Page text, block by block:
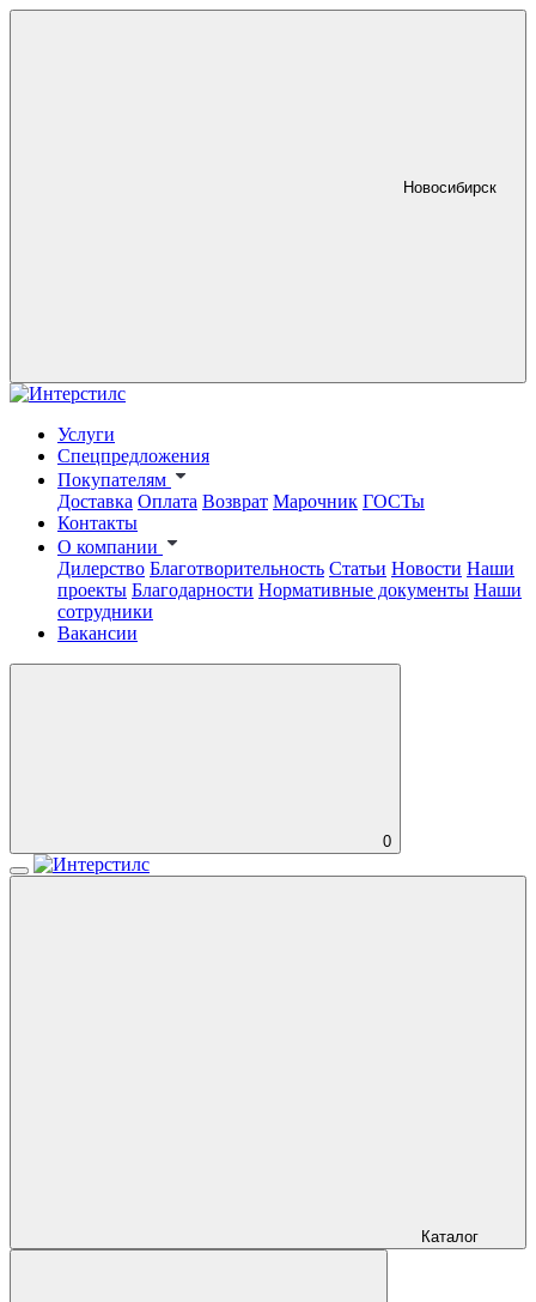
Новосибирск
Услуги
Спецпредложения
Покупателям
Доставка Оплата Возврат Марочник ГОСТы
Контакты
О компании
Дилерство Благотворительность Статьи Новости Наши
проекты Благодарности Нормативные документы Наши
сотрудники
Вакансии
0
Каталог